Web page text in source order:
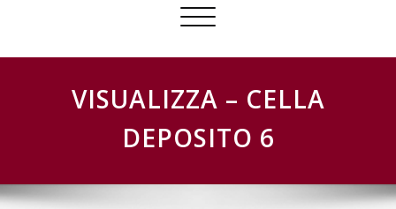
Commuta
navigazione
VISUALIZZA – CELLA
DEPOSITO 6